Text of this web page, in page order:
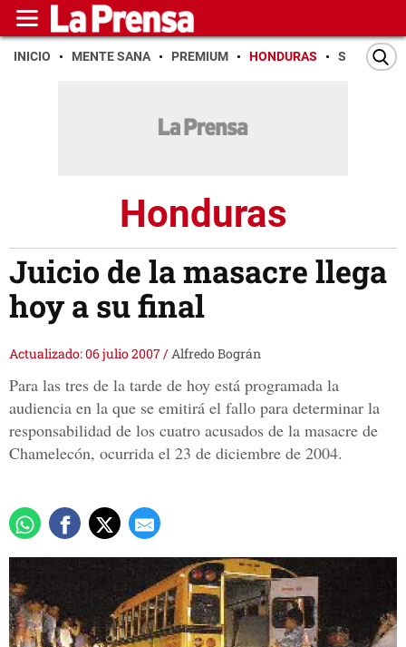
INICIO MENTE SANA PREMIUM HONDURAS SAN PEDRO
Honduras
Juicio de la masacre llega
hoy a su final
Actualizado: 06 julio 2007/Alfredo Bográn
Para las tres de la tarde de hoy está programada la
audiencia en la que se emitirá el fallo para determinar la
responsabilidad de los cuatro acusados de la masacre de
Chamelecón, ocurrida el 23 de diciembre de 2004.